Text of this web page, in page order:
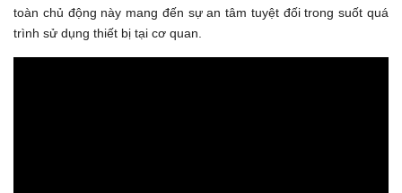
toàn chủ động này mang đến sự an tâm tuyệt đối trong suốt quá
trình sử dụng thiết bị tại cơ quan.